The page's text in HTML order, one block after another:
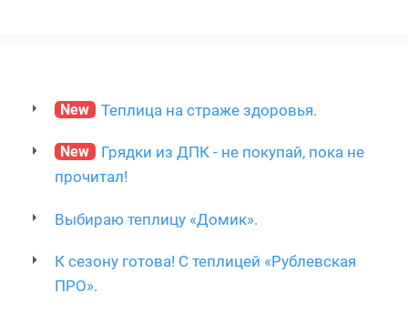
New Теплица на страже здоровья.
New
Грядки из ДПК - не покупай, пока не
прочитал!
Выбираю теплицу «Домик».
К сезону готова! С теплицей «Рублевская
ПРО».